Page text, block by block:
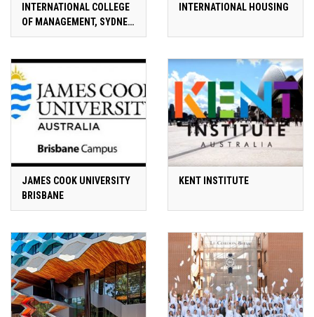
INTERNATIONAL COLLEGE
OF MANAGEMENT, SYDNEY
(ICMS)
INTERNATIONAL HOUSING
JAMES COOK UNIVERSITY
BRISBANE
KENT INSTITUTE